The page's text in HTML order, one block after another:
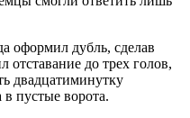
оформил дубль, сделав
отставание до трех голов,
двадцатиминутку
в пустые ворота.